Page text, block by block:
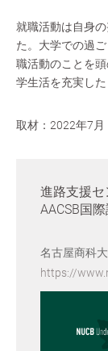
就職活動は自身
た。大学での過
職活動のことを
学生活を充実した
取材：2022年7月
進路支援セ
AACSB国
名古屋商科
https://